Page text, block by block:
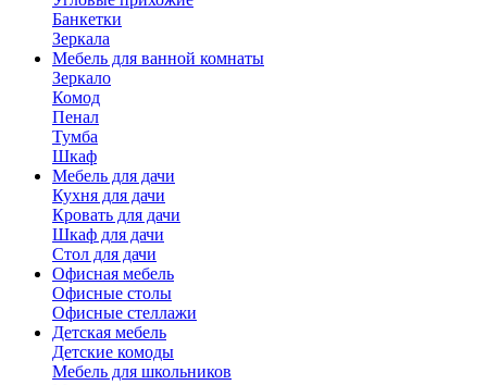
Банкетки
Зеркала
Мебель для ванной комнаты
Зеркало
Комод
Пенал
Тумба
Шкаф
Мебель для дачи
Кухня для дачи
Кровать для дачи
Шкаф для дачи
Стол для дачи
Офисная мебель
Офисные столы
Офисные стеллажи
Детская мебель
Детские комоды
Мебель для школьников